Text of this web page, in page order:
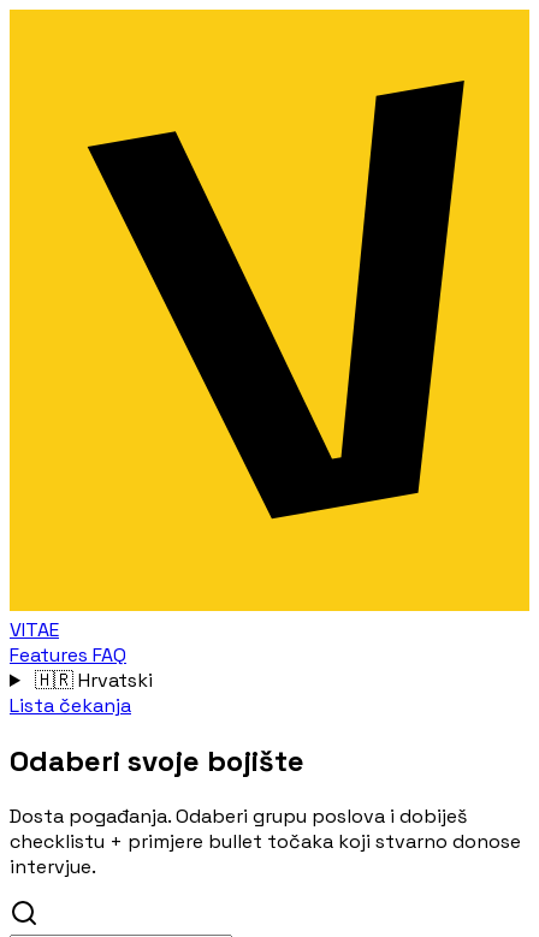
VITAE
Features FAQ
🇭🇷Hrvatski
Lista čekanja
Odaberi svoje bojište
Dosta pogađanja. Odaberi grupu poslova i dobiješ
checklistu + primjere bullet točaka koji stvarno donose
intervjue.